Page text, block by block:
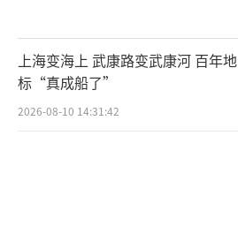
上海变海上 武康路变武康河 百年地
标“真成船了”
2026-08-10 14:31:42